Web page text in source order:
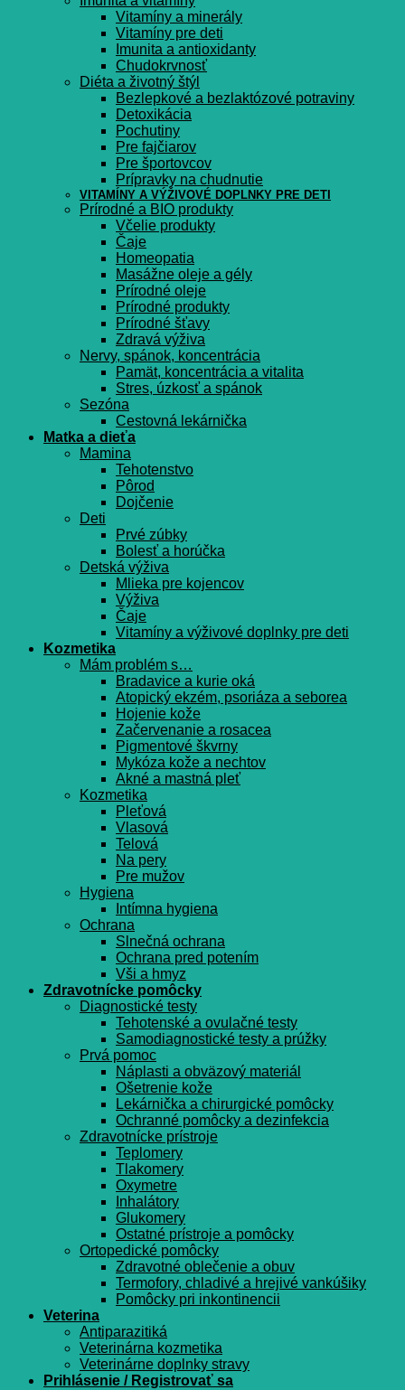
Vitamíny a minerály
Vitamíny pre deti
Imunita a antioxidanty
Chudokrvnosť
Diéta a životný štýl
Bezlepkové a bezlaktózové potraviny
Detoxikácia
Pochutiny
Pre fajčiarov
Pre športovcov
Prípravky na chudnutie
VITAMÍNY A VÝŽIVOVÉ DOPLNKY PRE DETI
Prírodné a BIO produkty
Včelie produkty
Čaje
Homeopatia
Masážne oleje a gély
Prírodné oleje
Prírodné produkty
Prírodné šťavy
Zdravá výživa
Nervy, spánok, koncentrácia
Pamät, koncentrácia a vitalita
Stres, úzkosť a spánok
Sezóna
Cestovná lekárnička
Matka a dieťa
Mamina
Tehotenstvo
Pôrod
Dojčenie
Deti
Prvé zúbky
Bolesť a horúčka
Detská výživa
Mlieka pre kojencov
Výživa
Čaje
Vitamíny a výživové doplnky pre deti
Kozmetika
Mám problém s…
Bradavice a kurie oká
Atopický ekzém, psoriáza a seborea
Hojenie kože
Začervenanie a rosacea
Pigmentové škvrny
Mykóza kože a nechtov
Akné a mastná pleť
Kozmetika
Pleťová
Vlasová
Telová
Na pery
Pre mužov
Hygiena
Intímna hygiena
Ochrana
Slnečná ochrana
Ochrana pred potením
Vši a hmyz
Zdravotnícke pomôcky
Diagnostické testy
Tehotenské a ovulačné testy
Samodiagnostické testy a prúžky
Prvá pomoc
Náplasti a obväzový materiál
Ošetrenie kože
Lekárnička a chirurgické pomôcky
Ochranné pomôcky a dezinfekcia
Zdravotnícke prístroje
Teplomery
Tlakomery
Oxymetre
Inhalátory
Glukomery
Ostatné prístroje a pomôcky
Ortopedické pomôcky
Zdravotné oblečenie a obuv
Termofory, chladivé a hrejivé vankúšiky
Pomôcky pri inkontinencii
Veterina
Antiparazitiká
Veterinárna kozmetika
Veterinárne doplnky stravy
Prihlásenie / Registrovať sa